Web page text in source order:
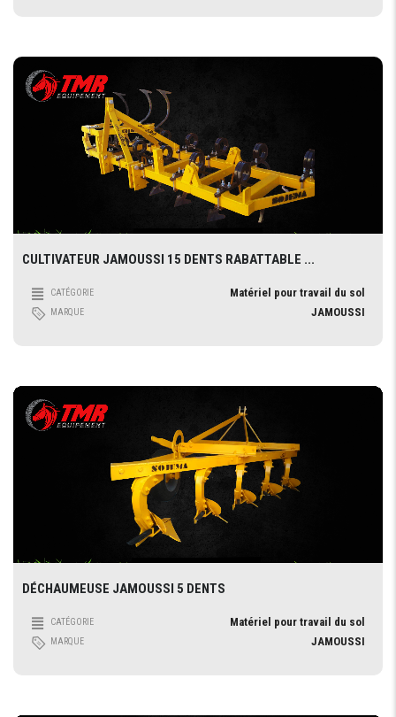
CULTIVATEUR JAMOUSSI 15 DENTS RABATTABLE ...
CATÉGORIE Matériel pour travail du sol
MARQUE JAMOUSSI
DÉCHAUMEUSE JAMOUSSI 5 DENTS
CATÉGORIE Matériel pour travail du sol
MARQUE JAMOUSSI